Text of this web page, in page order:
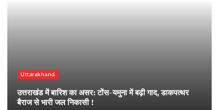
Uttarakhand
उत्तराखंड में बारिश का असर: टोंस-यमुना में बढ़ी गाद, डाकपत्थर
बैराज से भारी जल निकासी !